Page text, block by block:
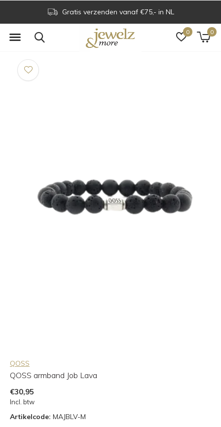
0 0
Gratis verzenden vanaf €75,- in NL
QOSS
QOSS armband Job Lava
€30,95
Incl. btw
Artikelcode: MAJBLV-M